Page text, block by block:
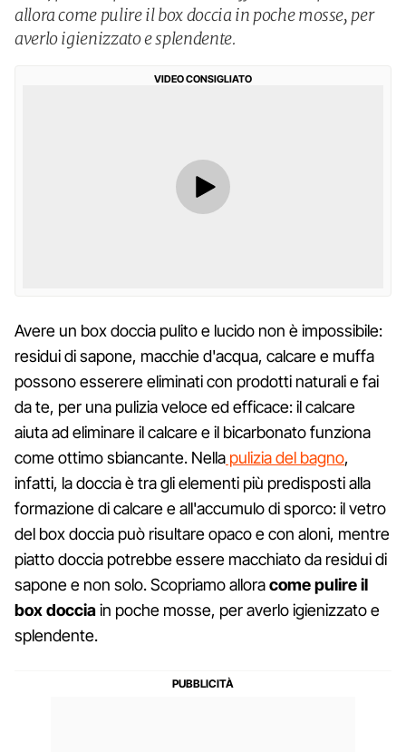
allora come pulire il box doccia in poche mosse, per
averlo igienizzato e splendente.
VIDEO CONSIGLIATO
Avere un box doccia pulito e lucido non è impossibile:
residui di sapone, macchie d'acqua, calcare e muffa
possono esserere eliminati con prodotti naturali e fai
da te, per una pulizia veloce ed efficace: il calcare
aiuta ad eliminare il calcare e il bicarbonato funziona
come ottimo sbiancante. Nella pulizia del bagno,
infatti, la doccia è tra gli elementi più predisposti alla
formazione di calcare e all'accumulo di sporco: il vetro
del box doccia può risultare opaco e con aloni, mentre
piatto doccia potrebbe essere macchiato da residui di
sapone e non solo. Scopriamo alloracome pulire il
box docciain poche mosse, per averlo igienizzato e
splendente.